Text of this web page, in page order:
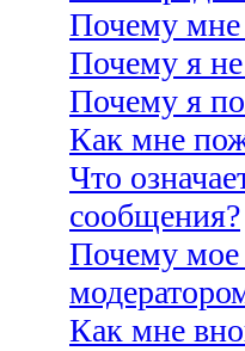
Почему
Почему я
Почему я
Как мне
Что
сообщения?
Почему мое
Как мне